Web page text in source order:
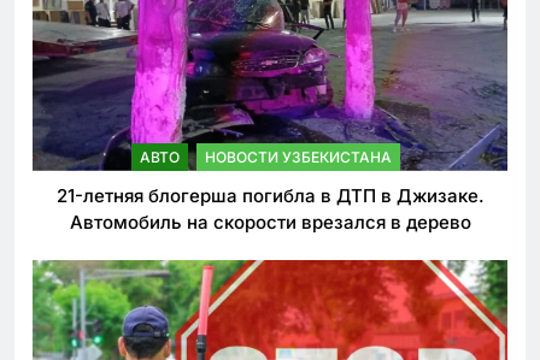
АВТО НОВОСТИ УЗБЕКИСТАНА
21-летняя блогерша погибла в ДТП в Джизаке.
Автомобиль на скорости врезался в дерево